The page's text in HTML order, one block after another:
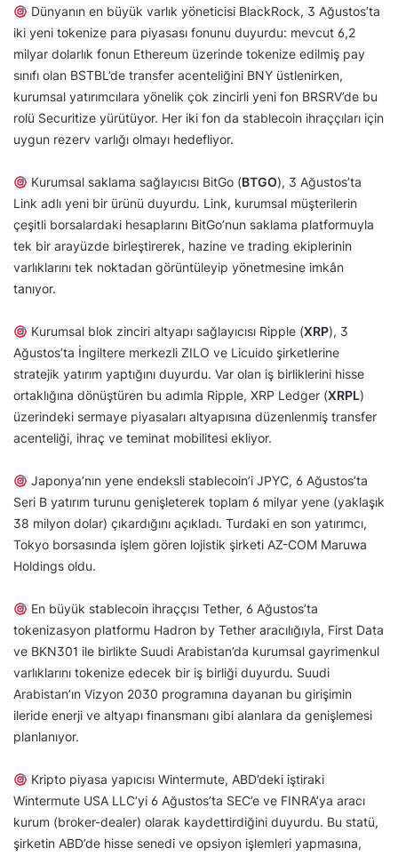
Dünyanın en büyük varlık yöneticisi BlackRock, 3 Ağustos’ta
iki yeni tokenize para piyasası fonunu duyurdu: mevcut 6,2
milyar dolarlık fonun Ethereum üzerinde tokenize edilmiş pay
sınıfı olan BSTBL’de transfer acenteliğini BNY üstlenirken,
kurumsal yatırımcılara yönelik çok zincirli yeni fon BRSRV’de bu
rolü Securitize yürütüyor. Her iki fon da stablecoin ihraççıları için
uygun rezerv varlığı olmayı hedefliyor.
Kurumsal saklama sağlayıcısı BitGo (BTGO), 3 Ağustos’ta
Link adlı yeni bir ürünü duyurdu. Link, kurumsal müşterilerin
çeşitli borsalardaki hesaplarını BitGo’nun saklama platformuyla
tek bir arayüzde birleştirerek, hazine ve trading ekiplerinin
varlıklarını tek noktadan görüntüleyip yönetmesine imkân
tanıyor.
Kurumsal blok zinciri altyapı sağlayıcısı Ripple (XRP), 3
Ağustos’ta İngiltere merkezli ZILO ve Licuido şirketlerine
stratejik yatırım yaptığını duyurdu. Var olan iş birliklerini hisse
ortaklığına dönüştüren bu adımla Ripple, XRP Ledger (XRPL)
üzerindeki sermaye piyasaları altyapısına düzenlenmiş transfer
acenteliği, ihraç ve teminat mobilitesi ekliyor.
Japonya’nın yene endeksli stablecoin’i JPYC, 6 Ağustos’ta
Seri B yatırım turunu genişleterek toplam 6 milyar yene (yaklaşık
38 milyon dolar) çıkardığını açıkladı. Turdaki en son yatırımcı,
Tokyo borsasında işlem gören lojistik şirketi AZ-COM Maruwa
Holdings oldu.
En büyük stablecoin ihraççısı Tether, 6 Ağustos’ta
tokenizasyon platformu Hadron by Tether aracılığıyla, First Data
ve BKN301 ile birlikte Suudi Arabistan’da kurumsal gayrimenkul
varlıklarını tokenize edecek bir iş birliği duyurdu. Suudi
Arabistan’ın Vizyon 2030 programına dayanan bu girişimin
ileride enerji ve altyapı finansmanı gibi alanlara da genişlemesi
planlanıyor.
Kripto piyasa yapıcısı Wintermute, ABD’deki iştiraki
Wintermute USA LLC’yi 6 Ağustos’ta SEC’e ve FINRA’ya aracı
kurum (broker-dealer) olarak kaydettirdiğini duyurdu. Bu statü,
şirketin ABD’de hisse senedi ve opsiyon işlemleri yapmasına,